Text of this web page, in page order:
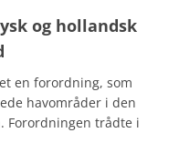
og hollandsk
en forordning, som
havområder i den
Forordningen trådte i